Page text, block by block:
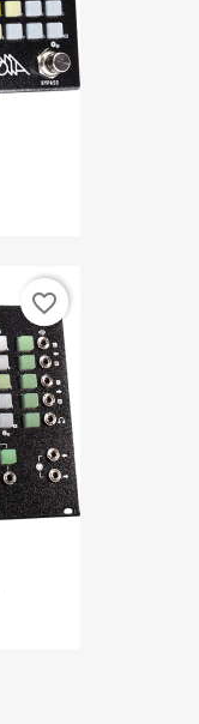
favorite_border